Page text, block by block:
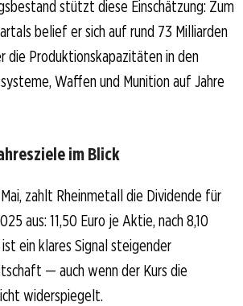
stützt diese Einschätzung: Zum
belief er sich auf rund 73 Milliarden
die Produktionskapazitäten in den
Waffen und Munition auf Jahre
im Blick
zahlt Rheinmetall die Dividende für
aus: 11,50 Euro je Aktie, nach 8,10
ist ein klares Signal steigender
— auch wenn der Kurs die
widerspiegelt.